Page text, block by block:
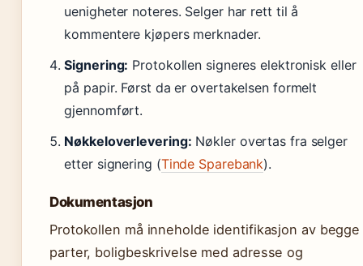
uenigheter noteres. Selger har rett til å
kommentere kjøpers merknader.
Signering: Protokollen signeres elektronisk eller
på papir. Først da er overtakelsen formelt
gjennomført.
Nøkkeloverlevering: Nøkler overtas fra selger
etter signering (Tinde Sparebank).
Dokumentasjon
Protokollen må inneholde identifikasjon av begge
parter, boligbeskrivelse med adresse og